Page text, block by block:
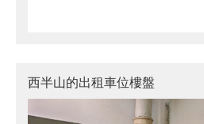
西半山的出租車位樓盤